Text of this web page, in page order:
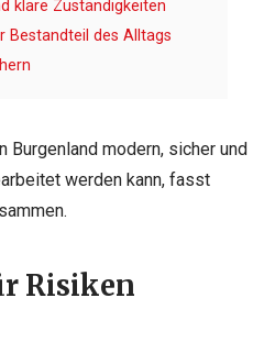
klare Zuständigkeiten
Bestandteil des Alltags
Burgenland modern, sicher und
werden kann, fasst
Risiken